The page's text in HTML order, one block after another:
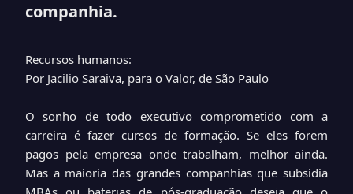
companhia.
Recursos humanos:
Por Jacilio Saraiva, para o Valor, de São Paulo
O sonho de todo executivo comprometido com a
carreira é fazer cursos de formação. Se eles forem
pagos pela empresa onde trabalham, melhor ainda.
Mas a maioria das grandes companhias que subsidia